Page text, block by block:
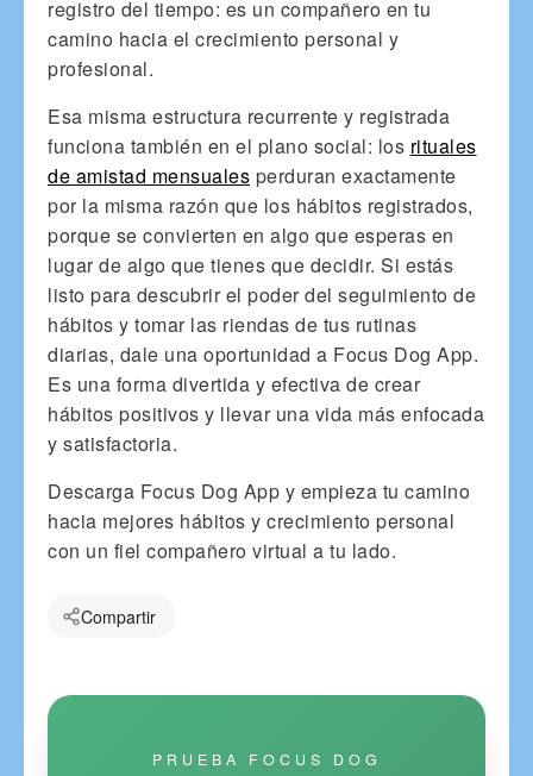
registro del tiempo: es un compañero en tu
camino hacia el crecimiento personal y
profesional.
Esa misma estructura recurrente y registrada
funciona también en el plano social: los rituales
de amistad mensuales perduran exactamente
por la misma razón que los hábitos registrados,
porque se convierten en algo que esperas en
lugar de algo que tienes que decidir. Si estás
listo para descubrir el poder del seguimiento de
hábitos y tomar las riendas de tus rutinas
diarias, dale una oportunidad a Focus Dog App.
Es una forma divertida y efectiva de crear
hábitos positivos y llevar una vida más enfocada
y satisfactoria.
Descarga Focus Dog App y empieza tu camino
hacia mejores hábitos y crecimiento personal
con un fiel compañero virtual a tu lado.
Compartir
PRUEBA FOCUS DOG